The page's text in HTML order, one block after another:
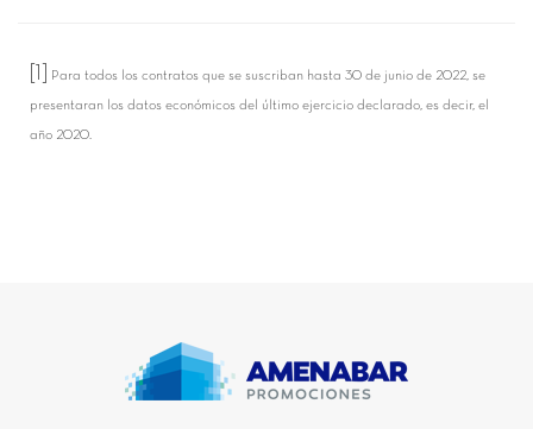
Para todos los contratos que se suscriban hasta 30 de junio de 2022, se
presentaran los datos económicos del último ejercicio declarado, es decir, el
año 2020.